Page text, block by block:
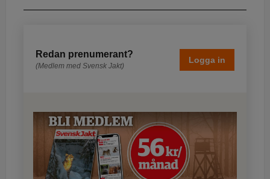
Redan prenumerant?
(Medlem med Svensk Jakt)
Logga in